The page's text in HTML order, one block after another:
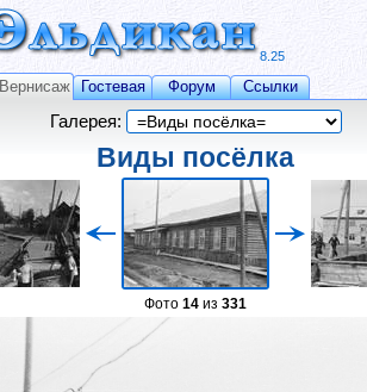
8.25
Вернисаж Гостевая Форум Ссылки
Галерея:
Виды посёлка
Фото 14 из 331